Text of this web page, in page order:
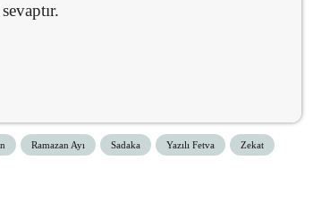
Ramazan Ayı Sadaka Yazılı Fetva Zekat